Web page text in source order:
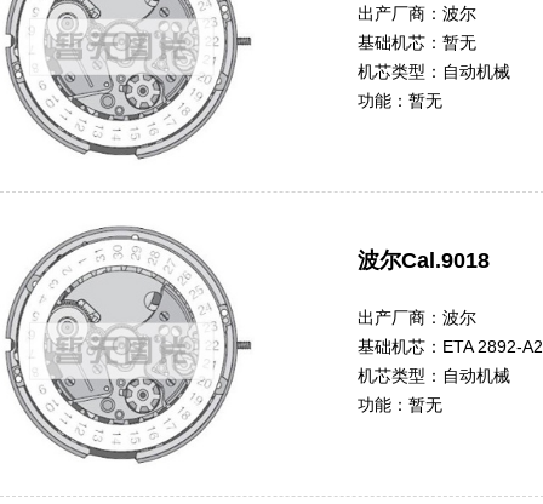
出产厂商： 波尔
基础机芯： 暂无
机芯类型： 自动机械
功能： 暂无
波尔Cal.9018
出产厂商： 波尔
基础机芯： ETA 2892-A2
机芯类型： 自动机械
功能： 暂无